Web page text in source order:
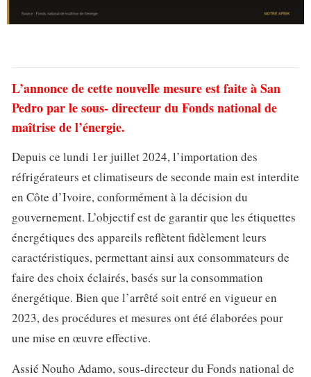
L’annonce de cette nouvelle mesure est faite à San
Pedro par le sous- directeur du Fonds national de
maîtrise de l’énergie.
Depuis ce lundi 1er juillet 2024, l’importation des
réfrigérateurs et climatiseurs de seconde main est interdite
en Côte d’Ivoire, conformément à la décision du
gouvernement. L’objectif est de garantir que les étiquettes
énergétiques des appareils reflètent fidèlement leurs
caractéristiques, permettant ainsi aux consommateurs de
faire des choix éclairés, basés sur la consommation
énergétique. Bien que l’arrêté soit entré en vigueur en
2023, des procédures et mesures ont été élaborées pour
une mise en œuvre effective.
Assié Nouho Adamo, sous-directeur du Fonds national de